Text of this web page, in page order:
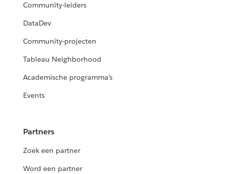
Community-leiders
DataDev
Community-projecten
Tableau Neighborhood
Academische programma's
Events
Partners
Zoek een partner
Word een partner